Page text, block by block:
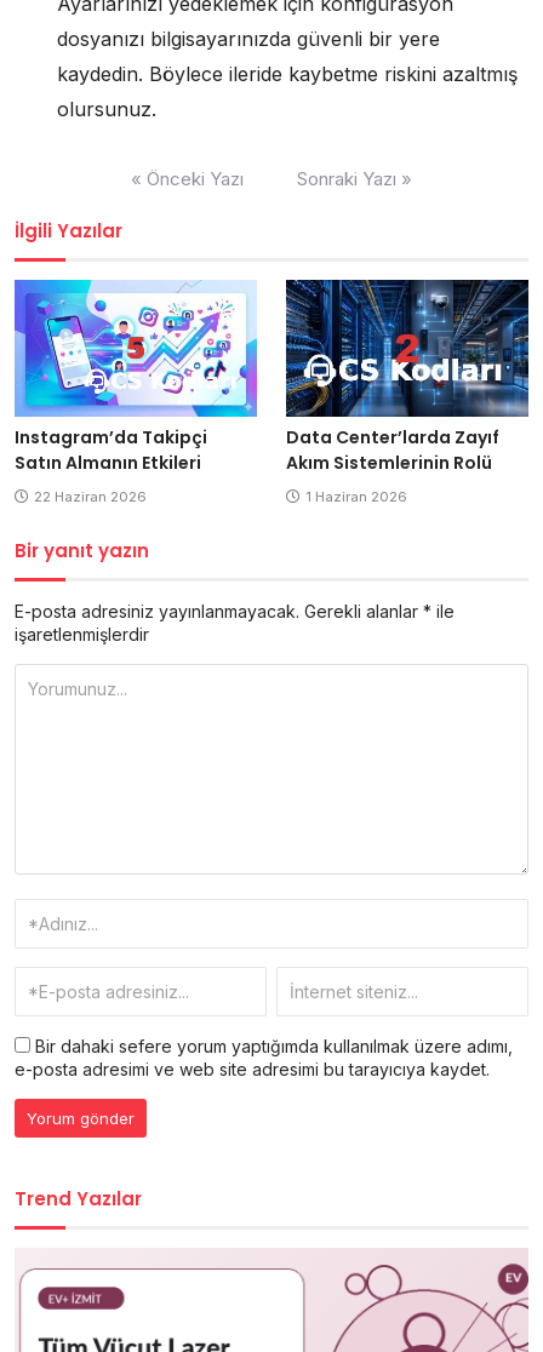
dosyanızı bilgisayarınızda güvenli bir yere
kaydedin. Böylece ileride kaybetme riskini azaltmış
olursunuz.
« Önceki Yazı Sonraki Yazı »
İlgili Yazılar
Instagram’da Takipçi
Satın Almanın Etkileri
22 Haziran 2026
Data Center’larda Zayıf
Akım Sistemlerinin Rolü
1 Haziran 2026
Bir yanıt yazın
E-posta adresiniz yayınlanmayacak. Gerekli alanlar * ile
işaretlenmişlerdir
Bir dahaki sefere yorum yaptığımda kullanılmak üzere adımı,
e-posta adresimi ve web site adresimi bu tarayıcıya kaydet.
Trend Yazılar